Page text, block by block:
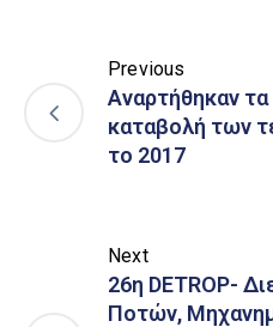
Previous
Αναρτήθηκαν τα
καταβολή των
το 2017
Next
26η DETROP-
Ποτών,